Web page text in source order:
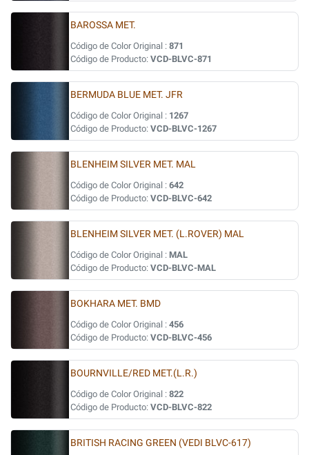
BAROSSA MET.
Código de Color Original : 871
Código de Producto: VCD-BLVC-871
BERMUDA BLUE MET. JFR
Código de Color Original : 1267
Código de Producto: VCD-BLVC-1267
BLENHEIM SILVER MET. MAL
Código de Color Original : 642
Código de Producto: VCD-BLVC-642
BLENHEIM SILVER MET. (L.ROVER) MAL
Código de Color Original : MAL
Código de Producto: VCD-BLVC-MAL
BOKHARA MET. BMD
Código de Color Original : 456
Código de Producto: VCD-BLVC-456
BOURNVILLE/RED MET.(L.R.)
Código de Color Original : 822
Código de Producto: VCD-BLVC-822
BRITISH RACING GREEN (VEDI BLVC-617)